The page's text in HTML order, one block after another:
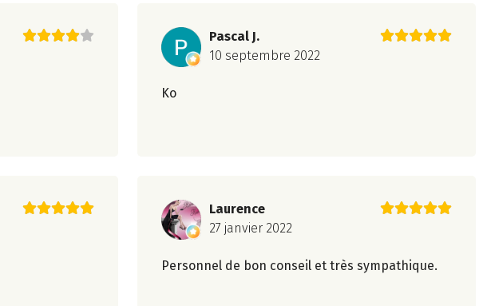
Pascal J.
10 septembre 2022
Ko
Laurence
27 janvier 2022
Personnel de bon conseil et très sympathique.